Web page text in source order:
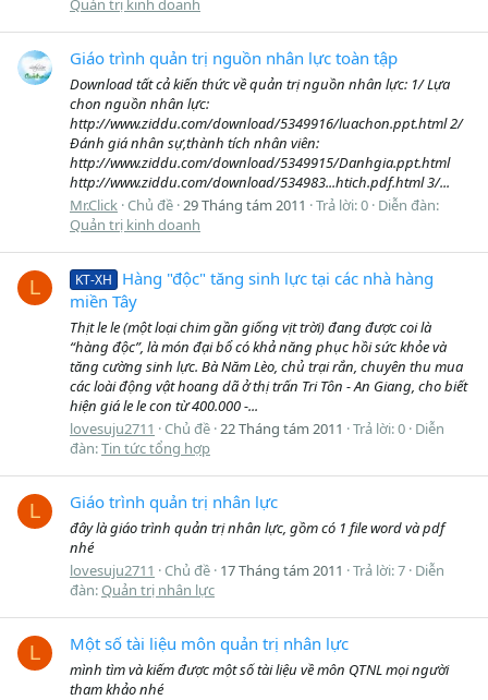
Quản trị kinh doanh
Giáo trình quản trị nguồn nhân lực toàn tập
Download tất cả kiến thức về quản trị nguồn nhân lực: 1/ Lựa
chon nguồn nhân lực:
http://www.ziddu.com/download/5349916/luachon.ppt.html 2/
Đánh giá nhân sự,thành tích nhân viên:
http://www.ziddu.com/download/5349915/Danhgia.ppt.html
http://www.ziddu.com/download/534983...htich.pdf.html 3/...
Mr.Click Chủ đề 29 Tháng tám 2011 Trả lời: 0 Diễn đàn:
Quản trị kinh doanh
L KT-XH
Hàng "độc" tăng sinh lực tại các nhà hàng
miền Tây
Thịt le le (một loại chim gần giống vịt trời) đang được coi là
“hàng độc”, là món đại bổ có khả năng phục hồi sức khỏe và
tăng cường sinh lực. Bà Năm Lèo, chủ trại rắn, chuyên thu mua
các loài động vật hoang dã ở thị trấn Tri Tôn - An Giang, cho biết
hiện giá le le con từ 400.000 -...
lovesuju2711
Chủ đề 22 Tháng tám 2011 Trả lời: 0 Diễn
đàn:Tin tức tổng hợp
L Giáo trình quản trị nhân lực
đây là giáo trình quản trị nhân lực, gồm có 1 file word và pdf
nhé
lovesuju2711
Chủ đề 17 Tháng tám 2011 Trả lời: 7 Diễn
đàn:Quản trị nhân lực
L Một số tài liệu môn quản trị nhân lực
mình tìm và kiếm được một số tài liệu về môn QTNL mọi người
tham khảo nhé